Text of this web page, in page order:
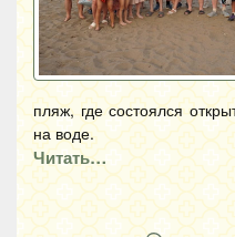
пляж, где состоялся
на воде.
Читать…